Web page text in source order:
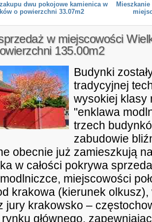
dwu pokojowe kamienica w
o powierzchni 33.07m2
w miejscowości
135.00m2
Budynki
tradycyjnej
wysokiej klasy
"enklawa
trzech
zabudowie
obecnie już zamieszkują
w całości pokrywa
miejscowości
krakowa (kierunek
jury krakowsko –
głównego,